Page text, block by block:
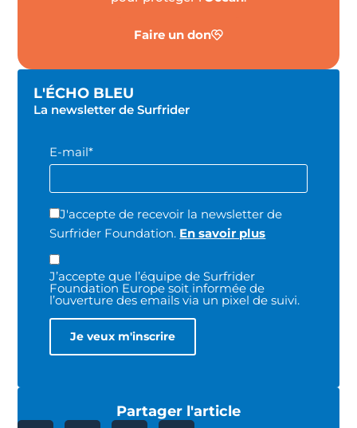
Faire un don
L'ÉCHO BLEU
La newsletter de Surfrider
E-mail*
J'accepte de recevoir la newsletter de
Surfrider Foundation. En savoir plus
J’accepte que l’équipe de Surfrider
Foundation Europe soit informée de
l’ouverture des emails via un pixel de suivi.
Partager l'article